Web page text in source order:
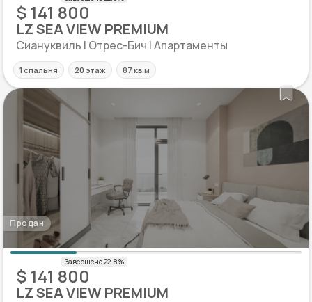
$ 141 800
LZ SEA VIEW PREMIUM
Сиануквиль | Отрес-Бич | Апартаменты
1 спальня 20 этаж 87 кв.м
Продан
$ 141 800
LZ SEA VIEW PREMIUM